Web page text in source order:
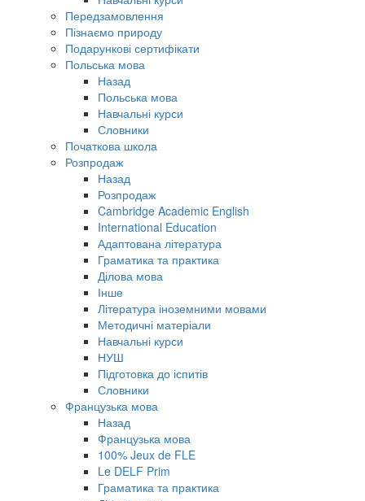
Передзамовлення
Пізнаємо природу
Подарункові сертифікати
Польська мова
Назад
Польська мова
Навчальні курси
Словники
Початкова школа
Розпродаж
Назад
Розпродаж
Cambridge Academic English
International Education
Адаптована література
Граматика та практика
Ділова мова
Інше
Література іноземними мовами
Методичні матеріали
Навчальні курси
НУШ
Підготовка до іспитів
Словники
Французька мова
Назад
Французька мова
100% Jeux de FLE
Le DELF Prim
Граматика та практика